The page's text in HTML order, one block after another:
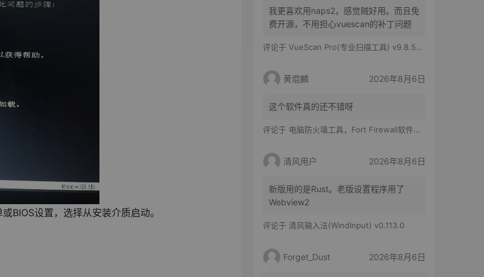
BIOS设置，选择从安装介质启动。
我更喜欢用naps2，感觉贼好用。而且免
费开源，不用担心vuescan的补丁问题
评论于 VueScan Pro(专业扫描工具) v9.8.56.11 修改版
黄焜麟 2026年8月6日
这个软件真的还不错呀
评论于 电脑防火墙工具，Fort Firewall软件体验
清风用户 2026年8月6日
新版用的是Rust。老版设置程序用了
Webview2
评论于 清风输入法(WindInput) v0.113.0
Forget_Dust 2026年8月6日